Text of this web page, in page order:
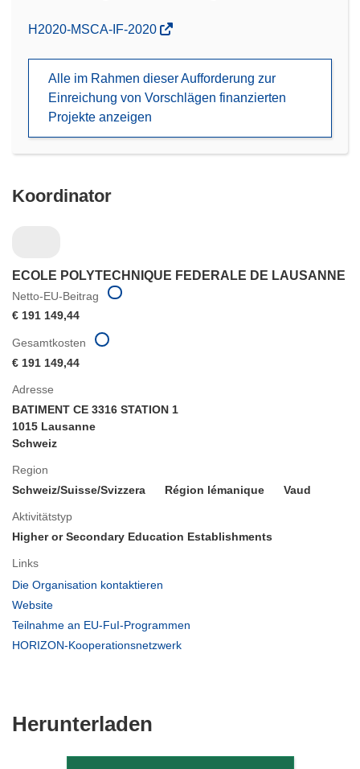
(öffnet
Fenster)
H2020-MSCA-IF-2020
Alle im Rahmen dieser Aufforderung zur
Einreichung von Vorschlägen finanzierten
Projekte anzeigen
Koordinator
ECOLE POLYTECHNIQUE FEDERALE DE LAUSANNE
Netto-EU-Beitrag
€ 191 149,44
Adresse
BATIMENT CE 3316 STATION 1
1015 Lausanne
Schweiz
Region
Schweiz/Suisse/Svizzera
Région lémanique Vaud
Aktivitätstyp
Higher or Secondary Education Establishments
Links
Die Organisation kontaktieren
Website
in
Fenster)
Teilnahme an EU-FuI-Programmen
HORIZON-Kooperationsnetzwerk
Gesamtkosten
€ 191 149,44
Herunterladen